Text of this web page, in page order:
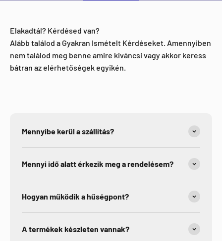
Elakadtál? Kérdésed van?
Alább találod a Gyakran Ismételt Kérdéseket. Amennyiben
nem találod meg benne amire kiváncsi vagy akkor keress
bátran az elérhetőségek egyikén.
Mennyibe kerül a szállítás?
Mennyi idő alatt érkezik meg a rendelésem?
Hogyan működik a hűségpont?
A termékek készleten vannak?